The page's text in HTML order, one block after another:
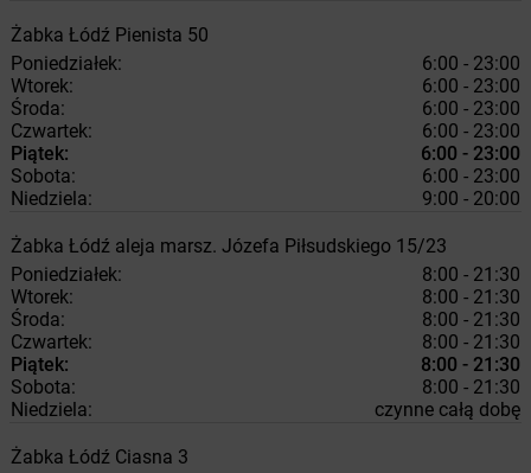
Żabka Łódź Pienista 50
Poniedziałek:
6:00 - 23:00
Wtorek:
6:00 - 23:00
Środa:
6:00 - 23:00
Czwartek:
6:00 - 23:00
Piątek:
6:00 - 23:00
Sobota:
6:00 - 23:00
Niedziela:
9:00 - 20:00
Żabka Łódź aleja marsz. Józefa Piłsudskiego 15/23
Poniedziałek:
8:00 - 21:30
Wtorek:
8:00 - 21:30
Środa:
8:00 - 21:30
Czwartek:
8:00 - 21:30
Piątek:
8:00 - 21:30
Sobota:
8:00 - 21:30
Niedziela:
czynne całą dobę
Żabka Łódź Ciasna 3